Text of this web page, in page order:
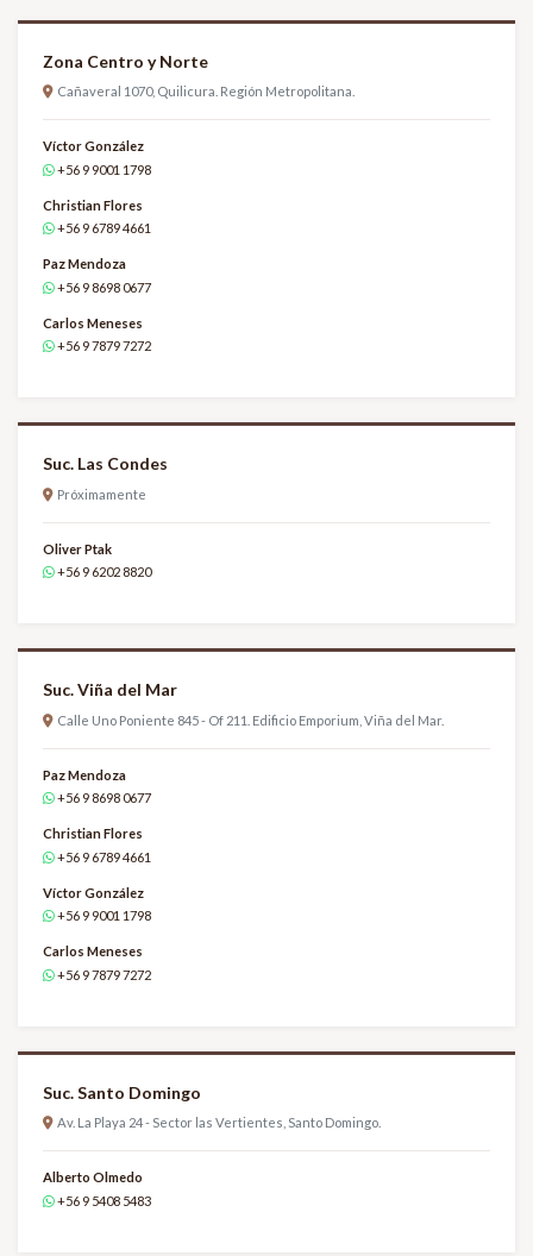
Zona Centro y Norte
Cañaveral 1070, Quilicura. Región Metropolitana.
Víctor González
+56 9 9001 1798
Christian Flores
+56 9 6789 4661
Paz Mendoza
+56 9 8698 0677
Carlos Meneses
+56 9 7879 7272
Suc. Las Condes
Próximamente
Oliver Ptak
+56 9 6202 8820
Suc. Viña del Mar
Calle Uno Poniente 845 - Of 211. Edificio Emporium, Viña del Mar.
Paz Mendoza
+56 9 8698 0677
Christian Flores
+56 9 6789 4661
Víctor González
+56 9 9001 1798
Carlos Meneses
+56 9 7879 7272
Suc. Santo Domingo
Av. La Playa 24 - Sector las Vertientes, Santo Domingo.
Alberto Olmedo
+56 9 5408 5483